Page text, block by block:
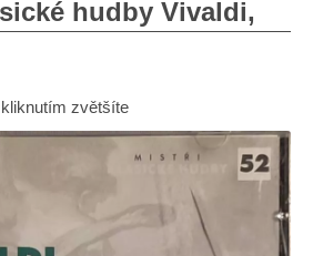
hudby Vivaldi,
kliknutím zvětšíte